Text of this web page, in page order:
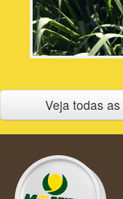
Veja todas as